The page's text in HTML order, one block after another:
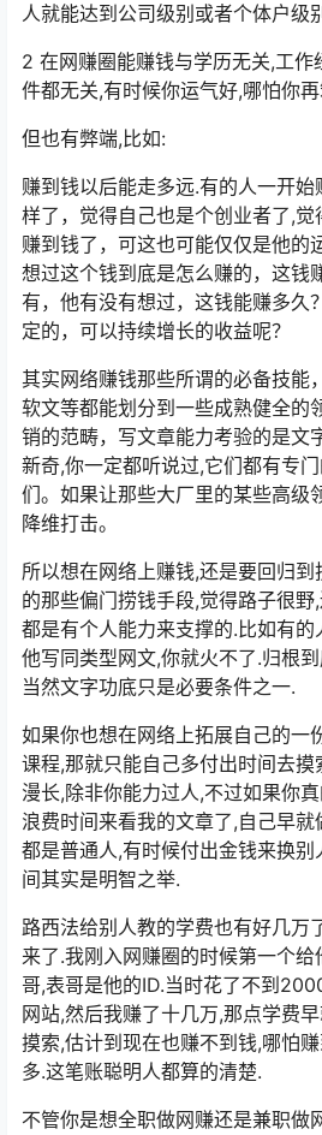
人就能达到公司级别或者个体户级
2 在网赚圈能赚钱与学历无关,工作
件都无关,有时候你运气好,哪怕你再
但也有弊端,比如:
赚到钱以后能走多远.有的人一开
样了，觉得自己也是个创业者了,
赚到钱了，可这也可能仅仅是他的
想过这个钱到底是怎么赚的，这钱
有，他有没有想过，这钱能赚多久
定的，可以持续增长的收益呢？
其实网络赚钱那些所谓的必备技能
软文等都能划分到一些成熟健全的
销的范畴，写文章能力考验的是文
新奇,你一定都听说过,它们都有专
们。如果让那些大厂里的某些高级
降维打击。
所以想在网络上赚钱,还是要回归到
的那些偏门捞钱手段,觉得路子很
都是有个人能力来支撑的.比如有
他写同类型网文,你就火不了.归根
当然文字功底只是必要条件之一.
如果你也想在网络上拓展自己的一
课程,那就只能自己多付出时间去
漫长,除非你能力过人,不过如果你
浪费时间来看我的文章了,自己早
都是普通人,有时候付出金钱来换
间其实是明智之举.
路西法给别人教的学费也有好几万
来了.我刚入网赚圈的时候第一个
哥,表哥是他的ID.当时花了不到
网站,然后我赚了十几万,那点学费
摸索,估计到现在也赚不到钱,哪怕
多.这笔账聪明人都算的清楚.
不管你是想全职做网赚还是兼职做